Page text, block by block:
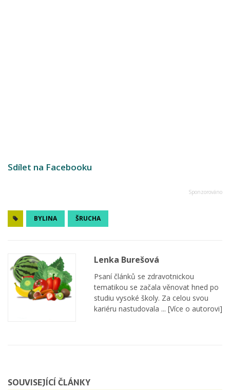
Sdílet na Facebooku
BYLINA ŠRUCHA
Lenka Burešová
Psaní článků se zdravotnickou
tematikou se začala věnovat hned po
studiu vysoké školy. Za celou svou
kariéru nastudovala ... [Více o autorovi]
SOUVISEJÍCÍ ČLÁNKY